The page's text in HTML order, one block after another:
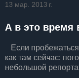
13 мар. 2013 г.
А в это время
Если
как там сейчас:
небольшой